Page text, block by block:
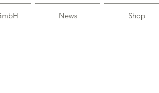
News Shop